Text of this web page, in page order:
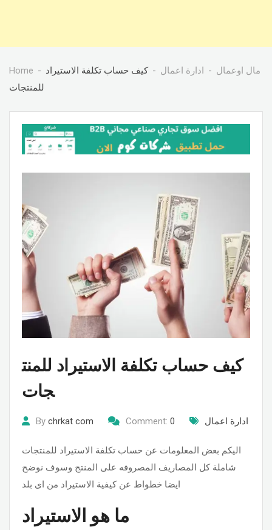
Home مال اوعمال ادارة اعمال
كيف حساب تكلفة الاستيراد
للمنتجات
كيف حساب تكلفة الاستيراد للمنت
جات
By chrkat com Comment: 0 ادارة اعمال
اليكم بعض المعلومات عن حساب تكلفة الاستيراد للمنتجات
شاملة كل المصاريف المصروفه على المنتج وسوف نوضح
ايضا خطواط عن كيفية الاستيراد من اى بلد
ما هو الاستيراد